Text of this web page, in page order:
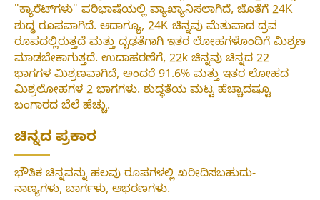
"ಕ್ಯಾರೆಟ್‌ಗಳು" ಪರಿಭಾಷೆಯಲ್ಲಿ ವ್ಯಾಖ್ಯಾನಿಸಲಾಗಿದೆ, ಜೊತೆಗೆ 24K
ಶುದ್ಧ ರೂಪವಾಗಿದೆ. ಆದಾಗ್ಯೂ, 24K ಚಿನ್ನವು ಮೆತುವಾದ ದ್ರವ
ರೂಪದಲ್ಲಿರುತ್ತದೆ ಮತ್ತು ದೃಢತೆಗಾಗಿ ಇತರ ಲೋಹಗಳೊಂದಿಗೆ ಮಿಶ್ರಣ
ಮಾಡಬೇಕಾಗುತ್ತದೆ. ಉದಾಹರಣೆಗೆ, 22k ಚಿನ್ನವು ಚಿನ್ನದ 22
ಭಾಗಗಳ ಮಿಶ್ರಣವಾಗಿದೆ, ಅಂದರೆ 91.6% ಮತ್ತು ಇತರ ಲೋಹದ
ಮಿಶ್ರಲೋಹಗಳ 2 ಭಾಗಗಳು. ಶುದ್ಧತೆಯ ಮಟ್ಟ ಹೆಚ್ಚಾದಷ್ಟೂ
ಬಂಗಾರದ ಬೆಲೆ ಹೆಚ್ಚು.
ಚಿನ್ನದ ಪ್ರಕಾರ
ಭೌತಿಕ ಚಿನ್ನವನ್ನು ಹಲವು ರೂಪಗಳಲ್ಲಿ ಖರೀದಿಸಬಹುದು-
ನಾಣ್ಯಗಳು, ಬಾರ್ಗಳು, ಆಭರಣಗಳು.